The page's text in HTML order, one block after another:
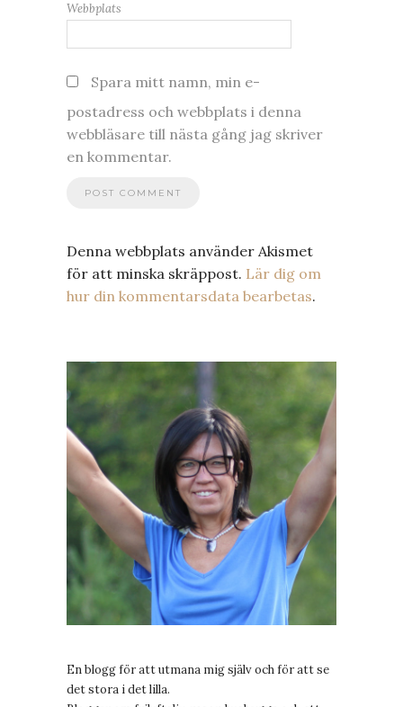
Webbplats
Spara mitt namn, min e-
postadress och webbplats i denna
webbläsare till nästa gång jag skriver
en kommentar.
Denna webbplats använder Akismet
för att minska skräppost. Lär dig om
hur din kommentarsdata bearbetas.
En blogg för att utmana mig själv och för att se
det stora i det lilla.